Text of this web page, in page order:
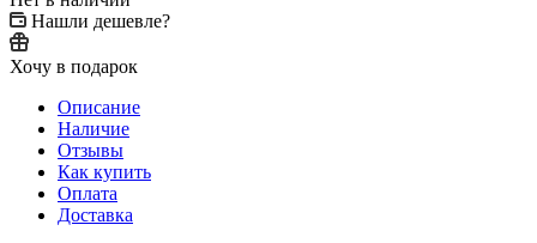
Нашли дешевле?
Хочу в подарок
Описание
Наличие
Отзывы
Как купить
Оплата
Доставка